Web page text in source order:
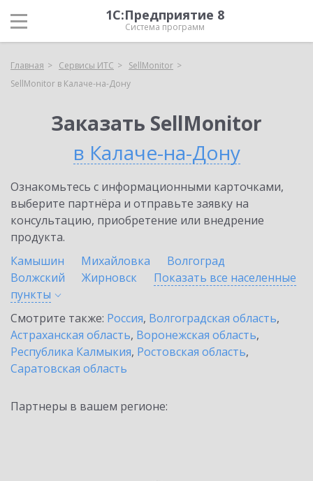
1С:Предприятие 8
Система программ
Главная Сервисы ИТС
SellMonitor
SellMonitor в Калаче-на-Дону
Заказать SellMonitor
в Калаче-на-Дону
Ознакомьтесь с информационными карточками,
выберите партнёра и отправьте заявку на
консультацию, приобретение или внедрение
продукта.
Камышин
Михайловка
Волгоград
Волжский
Жирновск
Показать все населенные
пункты
Смотрите также: Россия, Волгоградская область,
Астраханская область, Воронежская область,
Республика Калмыкия, Ростовская область,
Саратовская область
Партнеры в вашем регионе: